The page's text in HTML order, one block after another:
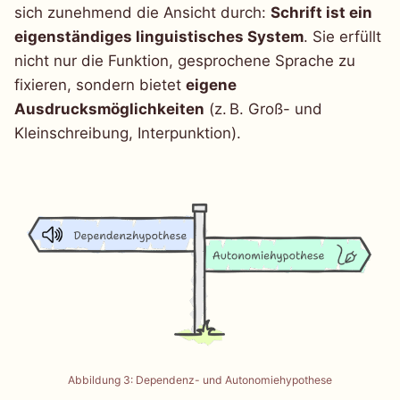
sich zunehmend die Ansicht durch: Schrift ist ein
eigenständiges linguistisches System. Sie erfüllt
nicht nur die Funktion, gesprochene Sprache zu
fixieren, sondern bietet eigene
Ausdrucksmöglichkeiten (z. B. Groß- und
Kleinschreibung, Interpunktion).
Abbildung 3: Dependenz- und Autonomiehypothese